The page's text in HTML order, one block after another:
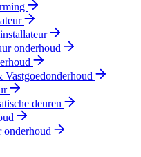
onderhoud
deuren
onderhoud